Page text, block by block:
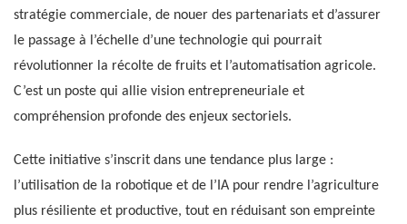
stratégie commerciale, de nouer des partenariats et d’assurer
le passage à l’échelle d’une technologie qui pourrait
révolutionner la récolte de fruits et l’automatisation agricole.
C’est un poste qui allie vision entrepreneuriale et
compréhension profonde des enjeux sectoriels.
Cette initiative s’inscrit dans une tendance plus large :
l’utilisation de la robotique et de l’IA pour rendre l’agriculture
plus résiliente et productive, tout en réduisant son empreinte